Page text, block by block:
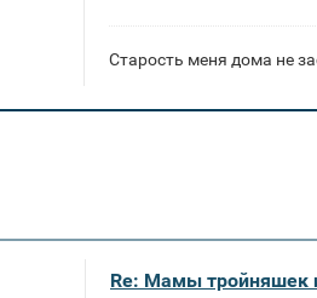
Старость меня дома не
Re: Мамы тройняшек